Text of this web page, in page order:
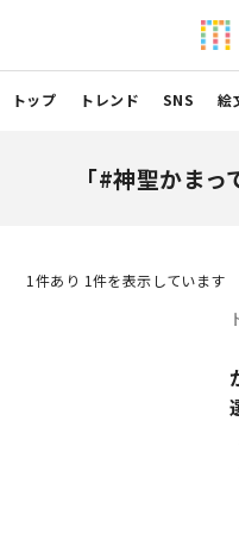
トップ トレンド SNS 絵
「#神聖かま
1 件あり 1件を表示しています